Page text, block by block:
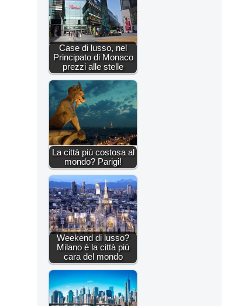
Case di lusso, nel
Principato di Monaco
prezzi alle stelle
La città più costosa al
mondo? Parigi!
Weekend di lusso?
Milano è la città più
cara del mondo